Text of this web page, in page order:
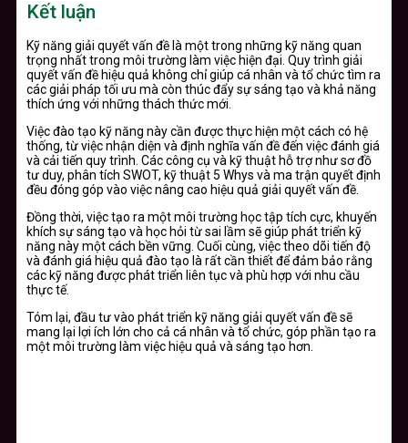
Kết luận
Kỹ năng giải quyết vấn đề là một trong những kỹ năng quan
trọng nhất trong môi trường làm việc hiện đại. Quy trình giải
quyết vấn đề hiệu quả không chỉ giúp cá nhân và tổ chức tìm ra
các giải pháp tối ưu mà còn thúc đẩy sự sáng tạo và khả năng
thích ứng với những thách thức mới.
Việc đào tạo kỹ năng này cần được thực hiện một cách có hệ
thống, từ việc nhận diện và định nghĩa vấn đề đến việc đánh giá
và cải tiến quy trình. Các công cụ và kỹ thuật hỗ trợ như sơ đồ
tư duy, phân tích SWOT, kỹ thuật 5 Whys và ma trận quyết định
đều đóng góp vào việc nâng cao hiệu quả giải quyết vấn đề.
Đồng thời, việc tạo ra một môi trường học tập tích cực, khuyến
khích sự sáng tạo và học hỏi từ sai lầm sẽ giúp phát triển kỹ
năng này một cách bền vững. Cuối cùng, việc theo dõi tiến độ
và đánh giá hiệu quả đào tạo là rất cần thiết để đảm bảo rằng
các kỹ năng được phát triển liên tục và phù hợp với nhu cầu
thực tế.
Tóm lại, đầu tư vào phát triển kỹ năng giải quyết vấn đề sẽ
mang lại lợi ích lớn cho cả cá nhân và tổ chức, góp phần tạo ra
một môi trường làm việc hiệu quả và sáng tạo hơn.